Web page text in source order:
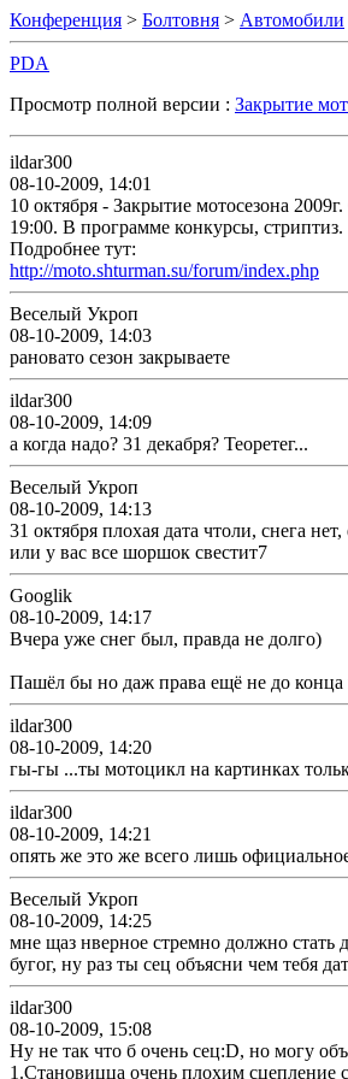
Конференция > Болтовня > Автомобили
PDA
Просмотр полной версии : Закрытие
ildar300
08-10-2009, 14:01
10 октября - Закрытие мотосезона
19:00. В программе конкурсы, стриптиз.
Подробнее тут:
http://moto.shturman.su/forum/index.php
Веселый Укроп
08-10-2009, 14:03
рановато сезон закрываете
ildar300
08-10-2009, 14:09
а когда надо? 31 декабря? Теоретег...
Веселый Укроп
08-10-2009, 14:13
31 октября плохая дата чтоли, снега
или у вас все шоршок свестит7
Googlik
08-10-2009, 14:17
Вчера уже снег был, правда не долго)
Пашёл бы но даж права ещё не до конца
ildar300
08-10-2009, 14:20
гы-гы ...ты мотоцикл на картинках
ildar300
08-10-2009, 14:21
опять же это же всего лишь
Веселый Укроп
08-10-2009, 14:25
мне щаз нверное стремно должно стать
бугог, ну раз ты сец объясни чем тебя
ildar300
08-10-2009, 15:08
Ну не так что б очень сец:D, но могу
1.Становицца очень плохим сцепление